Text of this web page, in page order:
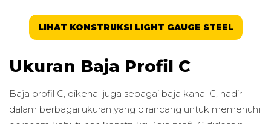
LIHAT KONSTRUKSI LIGHT GAUGE STEEL
Ukuran Baja Profil C
Baja profil C, dikenal juga sebagai baja kanal C, hadir
dalam berbagai ukuran yang dirancang untuk memenuhi